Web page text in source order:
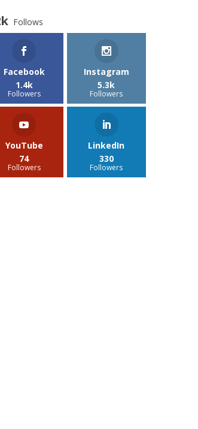
Follows
Facebook
1.4k
Followers
Instagram
5.3k
Followers
YouTube
74
Followers
LinkedIn
330
Followers